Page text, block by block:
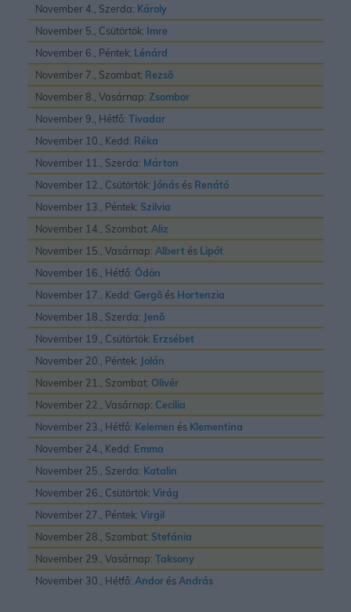
November 4., Szerda: Károly
November 5., Csütörtök: Imre
November 6., Péntek: Lénárd
November 7., Szombat: Rezsõ
November 8., Vasárnap: Zsombor
November 9., Hétfő: Tivadar
November 10., Kedd: Réka
November 11., Szerda: Márton
November 12., Csütörtök: Jónás és Renátó
November 13., Péntek: Szilvia
November 14., Szombat: Aliz
November 15., Vasárnap: Albert és Lipót
November 16., Hétfő: Ödön
November 17., Kedd: Gergõ és Hortenzia
November 18., Szerda: Jenõ
November 19., Csütörtök: Erzsébet
November 20., Péntek: Jolán
November 21., Szombat: Olivér
November 22., Vasárnap: Cecilia
November 23., Hétfő: Kelemen és Klementina
November 24., Kedd: Emma
November 25., Szerda: Katalin
November 26., Csütörtök: Virág
November 27., Péntek: Virgil
November 28., Szombat: Stefánia
November 29., Vasárnap: Taksony
November 30., Hétfő: Andor ésAndrás